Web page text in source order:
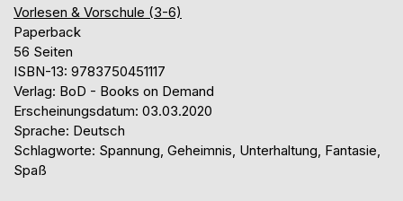
Vorlesen & Vorschule (3-6)
Paperback
56 Seiten
ISBN-13: 9783750451117
Verlag: BoD - Books on Demand
Erscheinungsdatum: 03.03.2020
Sprache: Deutsch
Schlagworte: Spannung, Geheimnis, Unterhaltung, Fantasie,
Spaß